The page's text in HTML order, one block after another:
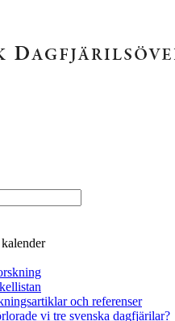
och referenser
vi tre svenska dagfjärilar?